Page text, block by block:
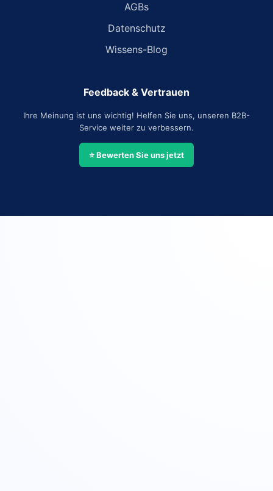
AGBs
Datenschutz
Wissens-Blog
Feedback & Vertrauen
Ihre Meinung ist uns wichtig! Helfen Sie uns, unseren B2B-
Service weiter zu verbessern.
⭐ Bewerten Sie uns jetzt